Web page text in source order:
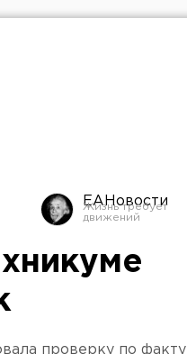
ЕАНовости
проверку по факту